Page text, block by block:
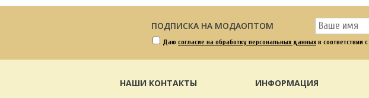
ПОДПИСКА НА МОДАОПТОМ
Даю согласие на обработку персональных данных в соответствии с
НАШИ КОНТАКТЫ ИНФОРМАЦИЯ